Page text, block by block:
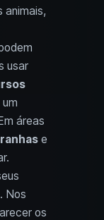
animais,
usar
áreas
e
Nos
os